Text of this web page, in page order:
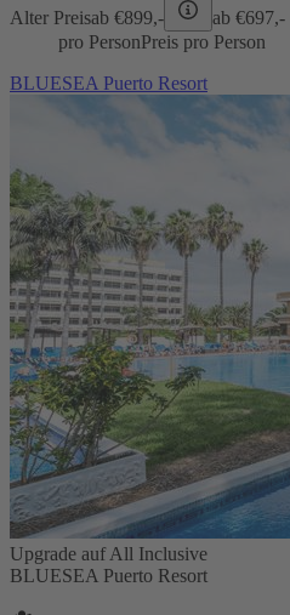
Alter Preisab €899,- ab €697,-
pro PersonPreis pro Person
BLUESEA Puerto Resort
Upgrade auf All Inclusive
BLUESEA Puerto Resort